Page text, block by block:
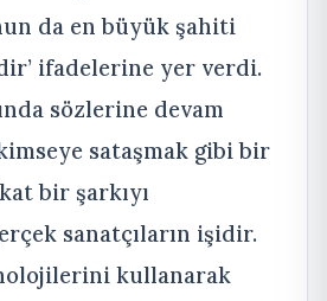
da en büyük şahiti
ifadelerine yer verdi.
sözlerine devam
sataşmak gibi bir
bir şarkıyı
sanatçıların işidir.
kullanarak